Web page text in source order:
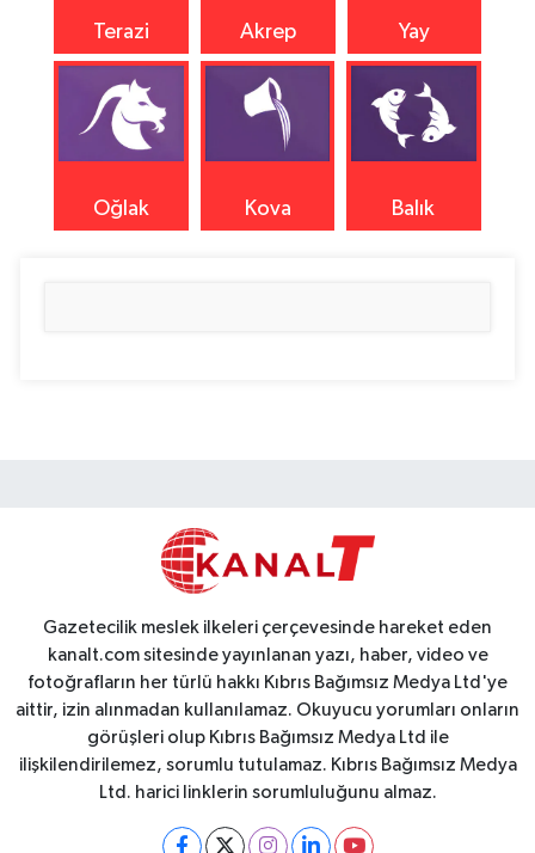
Terazi Akrep Yay
Oğlak Kova Balık
Gazetecilik meslek ilkeleri çerçevesinde hareket eden
kanalt.com sitesinde yayınlanan yazı, haber, video ve
fotoğrafların her türlü hakkı Kıbrıs Bağımsız Medya Ltd'ye
aittir, izin alınmadan kullanılamaz. Okuyucu yorumları onların
görüşleri olup Kıbrıs Bağımsız Medya Ltd ile
ilişkilendirilemez, sorumlu tutulamaz. Kıbrıs Bağımsız Medya
Ltd. harici linklerin sorumluluğunu almaz.